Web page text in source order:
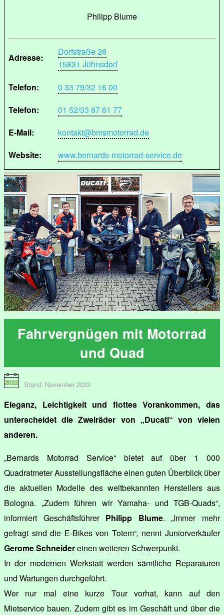
Philipp Blume
Adresse:
Dorfstraße 26
15831 Jühnsdorf
Telefon:
0 33 79/32 16 00
Telefon:
01 52/33 87 61 77
E-Mail:
kontakt@bmsmotorrad.de
Website:
www.bernards-motorrad-service.de
Fahrvergnügen mit Motorrad
und Quad
Stand: November 2022
Eleganz, Leichtigkeit und flottes Vorankommen, das
unterscheidet die Zweiräder von „Ducati“ von vielen
anderen.
„Bernards Motorrad Service“ bietet auf über 1 000
Quadratmeter Ausstellungsfläche einen guten Überblick über
die aktuellen Modelle des weltbekannten Herstellers aus
Bologna. „Zudem führen wir Yamaha- und TGB-Quads“,
informiert Geschäftsführer Philipp Blume. „Immer mehr
gefragt sind die E-Bikes von Totem“, nennt Juniorverkäufer
Gerome Schneidereinen weiteren Schwerpunkt.
In der modernen Werkstatt werden sämtliche Reparaturen
und Wartungen durchgeführt.
Wer nur mal eine kurze Tour vorhat, kann auf den
Mietservice bauen. Zudem gibt es im Geschäft und über die